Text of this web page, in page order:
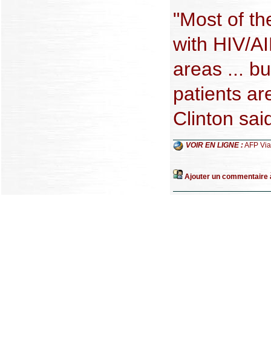
"Most of
with HIV/
areas ...
patients
Clinton
VOIR EN LIGNE :AFP
Ajouter un commentaire